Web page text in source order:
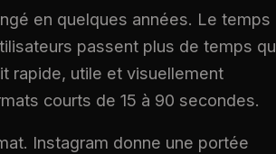
en quelques années. Le temps
passent plus de temps
rapide, utile et visuellement
courts de 15 à 90 secondes.
Instagram donne une portée